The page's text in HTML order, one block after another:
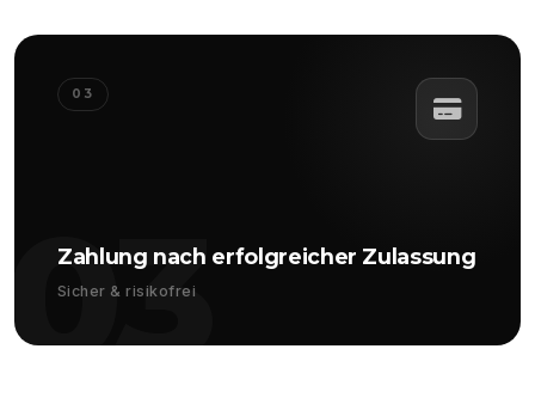
03
03
Zahlung nach erfolgreicher Zulassung
Sicher & risikofrei